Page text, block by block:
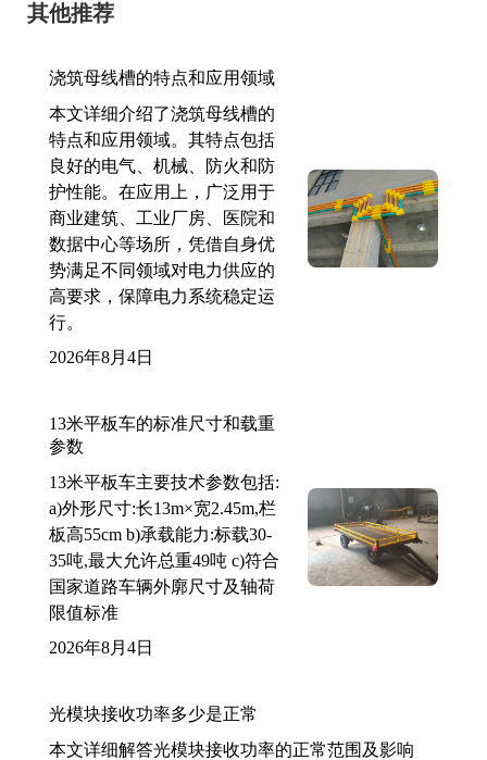
其他推荐
浇筑母线槽的特点和应用领域
本文详细介绍了浇筑母线槽的
特点和应用领域。其特点包括
良好的电气、机械、防火和防
护性能。在应用上，广泛用于
商业建筑、工业厂房、医院和
数据中心等场所，凭借自身优
势满足不同领域对电力供应的
高要求，保障电力系统稳定运
行。
2026年8月4日
13米平板车的标准尺寸和载重
参数
13米平板车主要技术参数包括:
a)外形尺寸:长13m×宽2.45m,栏
板高55cm b)承载能力:标载30-
35吨,最大允许总重49吨 c)符合
国家道路车辆外廓尺寸及轴荷
限值标准
2026年8月4日
光模块接收功率多少是正常
本文详细解答光模块接收功率的正常范围及影响